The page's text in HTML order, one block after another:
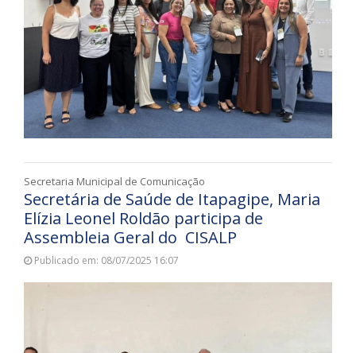
Secretaria Municipal de Comunicação
Secretária de Saúde de Itapagipe, Maria
Elízia Leonel Roldão participa de
Assembleia Geral do CISALP
Publicado em: 08/07/2025 16:07